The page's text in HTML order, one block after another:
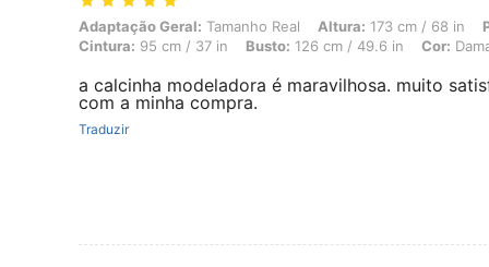
Adaptação Geral: Tamanho Real, Altura: 173 cm / 68 in, Peso:
Adaptação Geral: Tamanho Real Altura: 173 cm / 68 in
Cintura: 95 cm / 37 in Busto: 126 cm / 49.6 in Cor:
a calcinha modeladora é maravilhosa. muito
com a minha compra.
Traduzir